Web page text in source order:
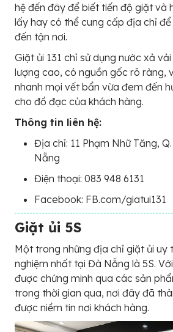
hệ đến đây để biết tiến độ giặt và
lấy hay có thể cung cấp địa chỉ
đến tận nơi.
Giặt ủi 131 chỉ sử dụng nước xả
lượng cao, có nguồn gốc rõ ràng,
nhanh mọi vết bẩn vừa đem đến
cho đồ đạc của khách hàng.
Thông tin liên hệ:
Địa chỉ: 11 Phạm Nhữ Tăng,
Nẵng
Điện thoại: 083 948 6131
Facebook: FB.com/giatui131
Giặt ủi 5S
Một trong những địa chỉ giặt ủi uy
nghiệm nhất tại Đà Nẵng là 5S.
được chứng minh qua các sản
trong thời gian qua, nơi đây đã
được niềm tin nơi khách hàng.